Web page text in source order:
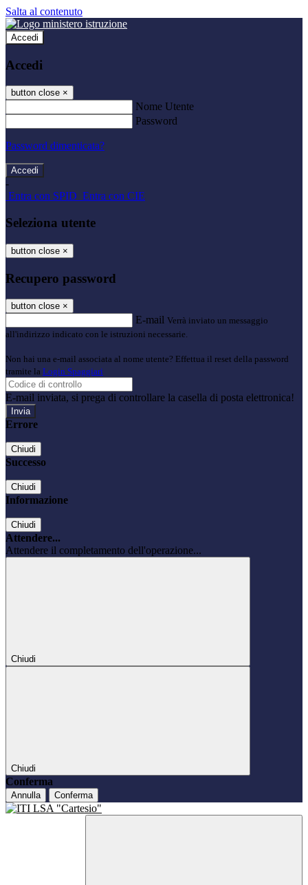
Salta al contenuto
Accedi
Accedi
button close ×
Nome Utente
Password
Password dimenticata?
-
Entra con SPID Entra con CIE
Seleziona utente
button close ×
Recupero password
button close ×
E-mail Verrà inviato un messaggio
all'indirizzo indicato con le istruzioni necessarie.
Non hai una e-mail associata al nome utente? Effettua il reset della password
tramite la Login Spaggiari
E-mail inviata, si prega di controllare la casella di posta elettronica!
Errore
Chiudi
Successo
Chiudi
Informazione
Chiudi
Attendere...
Attendere il completamento dell'operazione...
Chiudi
Chiudi
Conferma
Annulla Conferma